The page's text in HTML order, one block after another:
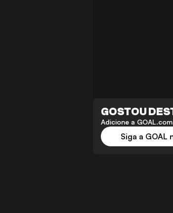
GOSTOU
Adicione a
Siga a GOAL